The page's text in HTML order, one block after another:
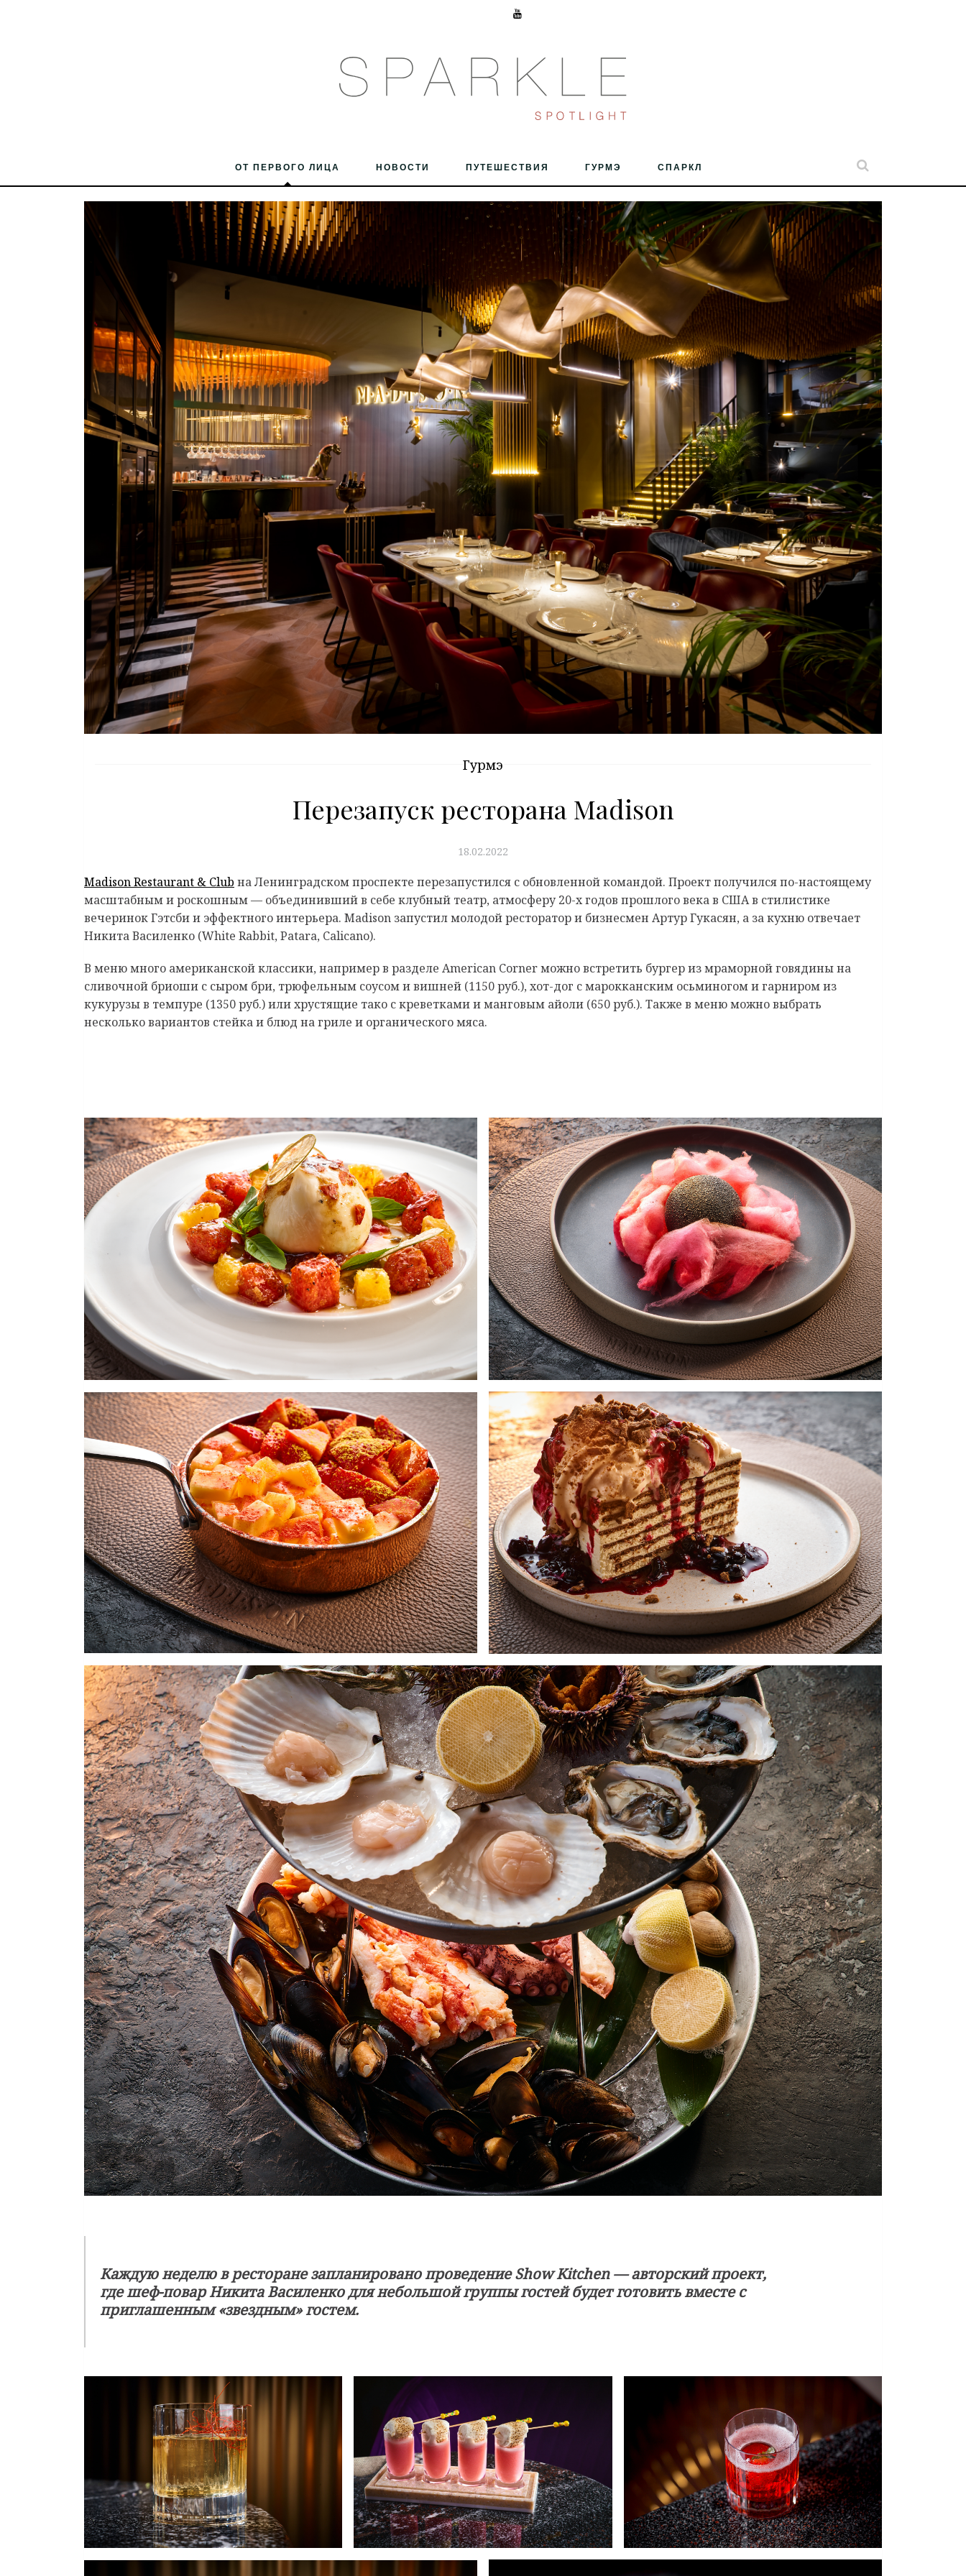
ОТ ПЕРВОГО ЛИЦА НОВОСТИ ПУТЕШЕСТВИЯ ГУРМЭ СПАРКЛ
Гурмэ
Перезапуск ресторана Madison
18.02.2022
Madison Restaurant & Club на Ленинградском проспекте перезапустился с обновленной командой. Проект получился по-настоящему
масштабным и роскошным — объединивший в себе клубный театр, атмосферу 20-х годов прошлого века в США в стилистике
вечеринок Гэтсби и эффектного интерьера. Madison запустил молодой ресторатор и бизнесмен Артур Гукасян, а за кухню отвечает
Никита Василенко (White Rabbit, Patara, Calicano).
В меню много американской классики, например в разделе American Corner можно встретить бургер из мраморной говядины на
сливочной бриоши с сыром бри, трюфельным соусом и вишней (1150 руб.), хот-дог с марокканским осьминогом и гарниром из
кукурузы в темпуре (1350 руб.) или хрустящие тако с креветками и манговым айоли (650 руб.). Также в меню можно выбрать
несколько вариантов стейка и блюд на гриле и органического мяса.
Каждую неделю в ресторане запланировано проведение Show Kitchen — авторский проект,
где шеф-повар Никита Василенко для небольшой группы гостей будет готовить вместе с
приглашенным «звездным» гостем.